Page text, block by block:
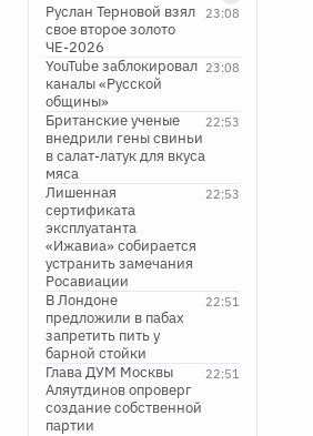
23:08
Руслан Терновой взял
свое второе золото
ЧЕ-2026
23:08
YouTube заблокировал
каналы «Русской
общины»
22:53
Британские ученые
внедрили гены свиньи
в салат-латук для вкуса
мяса
22:53
Лишенная
сертификата
эксплуатанта
«Ижавиа» собирается
устранить замечания
Росавиации
22:51
В Лондоне
предложили в пабах
запретить пить у
барной стойки
22:51
Глава ДУМ Москвы
Аляутдинов опроверг
создание собственной
партии